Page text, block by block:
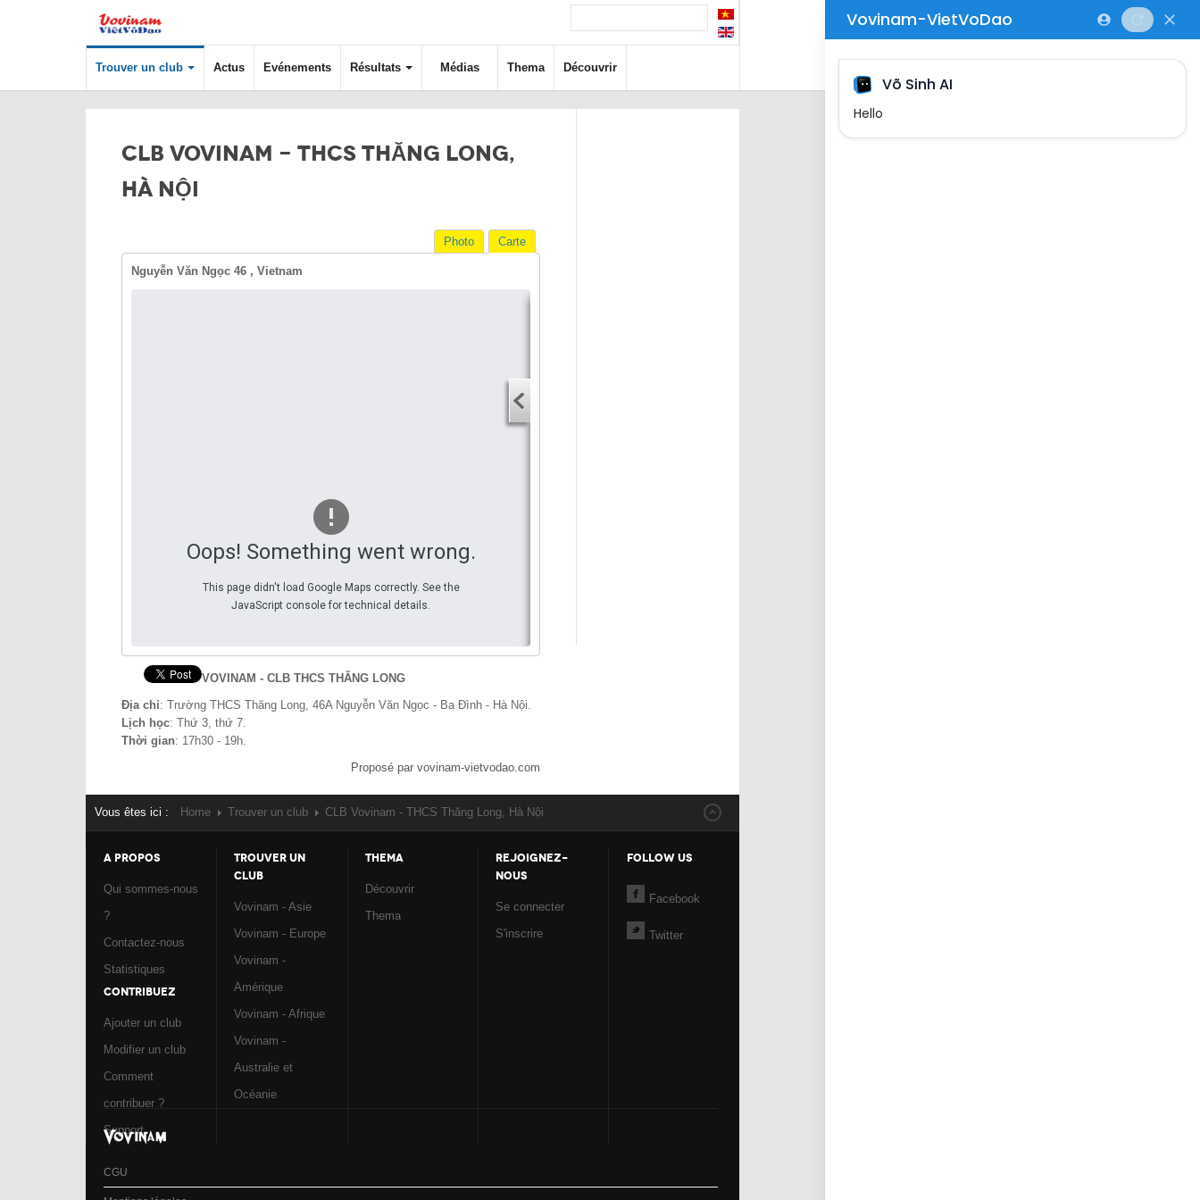
Trouver un club Actus Evénements Résultats Médias Thema Découvrir
CLB VOVINAM - THCS THĂNG LONG,
HÀ NỘI
Carte
Photo
Nguyễn Văn Ngọc 46 , Vietnam
Oops! Something went wrong.
This page didn't load Google Maps correctly. See the
JavaScript console for technical details.
VOVINAM - CLB THCS THĂNG LONG
Địa chỉ: Trường THCS Thăng Long, 46A Nguyễn Văn Ngọc - Ba Đình - Hà Nội.
Lịch học: Thứ 3, thứ 7.
Thời gian: 17h30 - 19h.
Proposé par vovinam-vietvodao.com
Vous êtes ici : Home Trouver un club CLB Vovinam - THCS Thăng Long, Hà Nội
CGU
A PROPOS
Qui sommes-nous
?
Contactez-nous
Statistiques
CONTRIBUEZ
Ajouter un club
Modifier un club
Comment
contribuer ?
Support
TROUVER UN
CLUB
Vovinam - Asie
Vovinam - Europe
Vovinam -
Amérique
Vovinam - Afrique
Vovinam -
Australie et
Océanie
THEMA
Découvrir
Thema
REJOIGNEZ-
NOUS
Se connecter
S'inscrire
FOLLOW US
Facebook
Twitter